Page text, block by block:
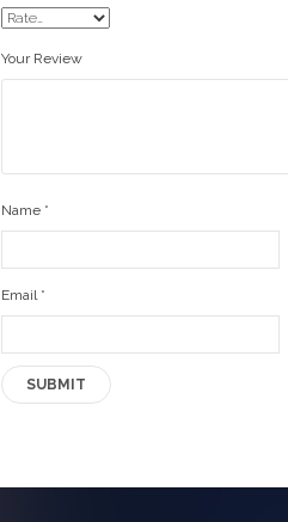
Your Review
Name *
Email *